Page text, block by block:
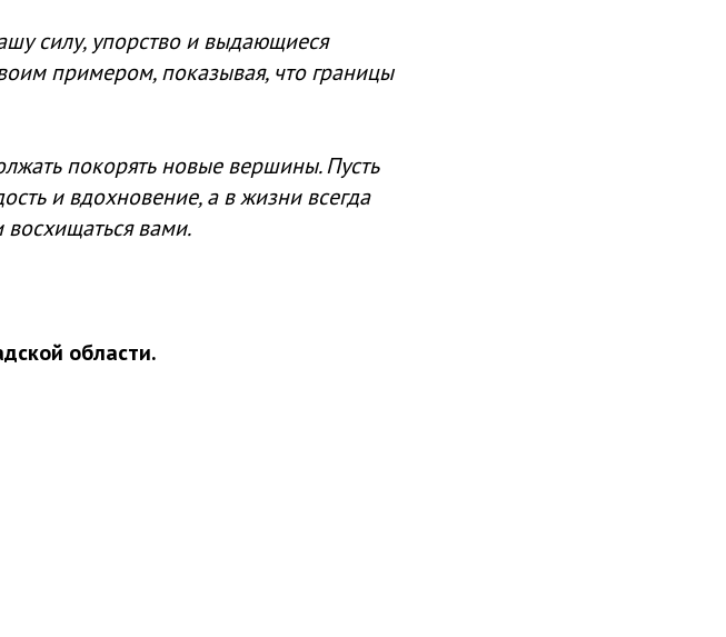
силу, упорство и выдающиеся
примером, показывая, что границы
покорять новые вершины. Пусть
и вдохновение, а в жизни всегда
вами.
области.